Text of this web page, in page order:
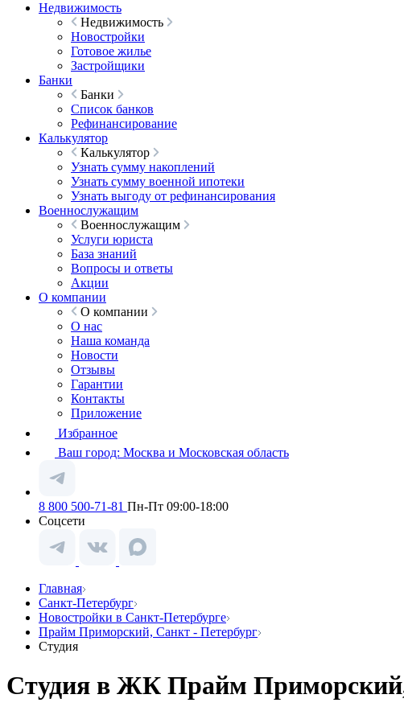
Недвижимость
Недвижимость
Новостройки
Готовое жилье
Застройщики
Банки
Банки
Список банков
Рефинансирование
Калькулятор
Калькулятор
Узнать сумму накоплений
Узнать сумму военной ипотеки
Узнать выгоду от рефинансирования
Военнослужащим
Военнослужащим
Услуги юриста
База знаний
Вопросы и ответы
Акции
О компании
О компании
О нас
Наша команда
Новости
Отзывы
Гарантии
Контакты
Приложение
Избранное
Ваш город: Москва и Московская область
8 800 500-71-81 Пн-Пт 09:00-18:00
Соцсети
Главная
Санкт-Петербург
Новостройки в Санкт-Петербурге
Прайм Приморский, Санкт - Петербург
Студия
Студия в ЖК Прайм Приморский,